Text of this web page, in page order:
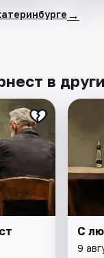
→
в
С
9